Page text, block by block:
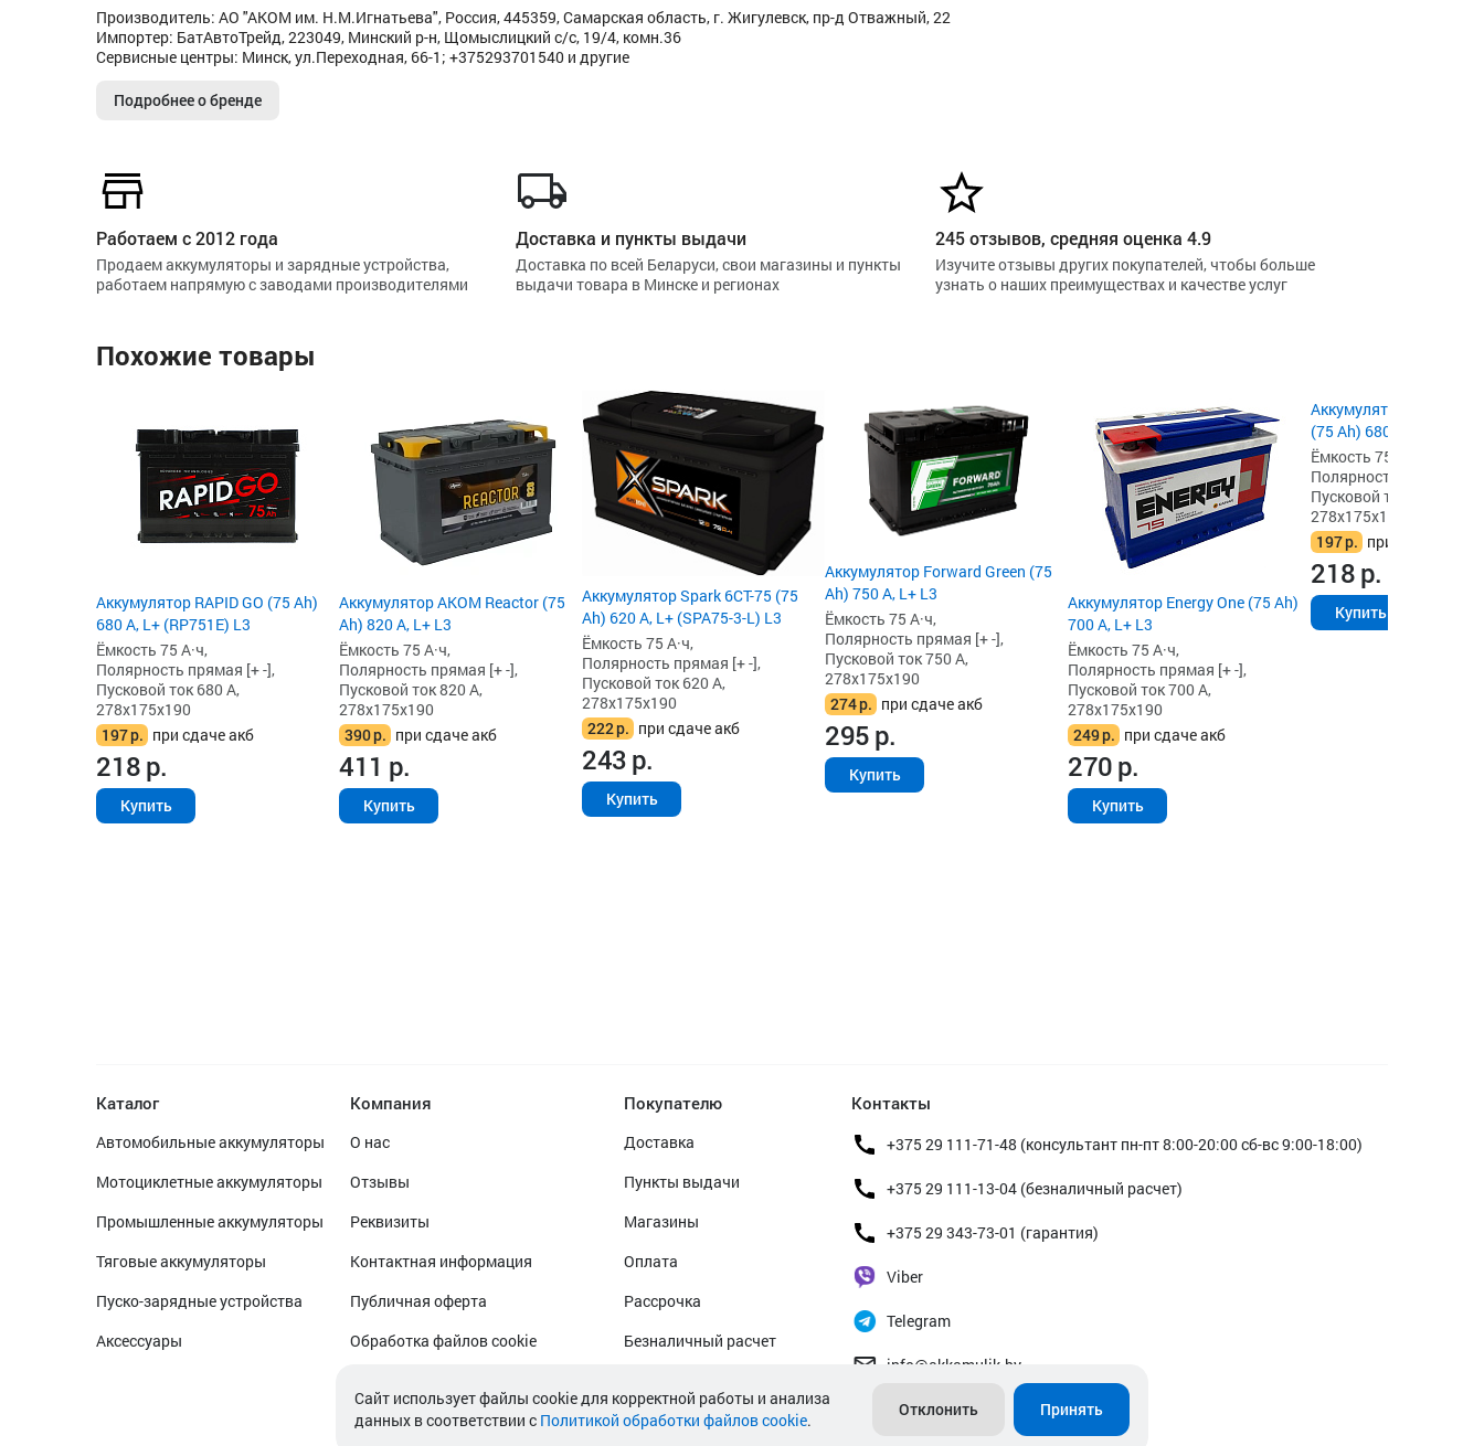
Производитель: АО "АКОМ им. Н.М.Игнатьева", Россия, 445359, Самарская область, г. Жигулевск, пр-д Отважный, 22
Импортер: БатАвтоТрейд, 223049, Минский р-н, Щомыслицкий с/с, 19/4, комн.36
Сервисные центры: Минск, ул.Переходная, 66-1; +375293701540 и другие
Подробнее о бренде
Работаем с 2012 года
Продаем аккумуляторы и зарядные устройства,
работаем напрямую с заводами производителями
Доставка и пункты выдачи
Доставка по всей Беларуси, свои магазины и пункты
выдачи товара в Минске и регионах
245 отзывов, средняя оценка 4.9
Изучите отзывы других покупателей, чтобы больше
узнать о наших преимуществах и качестве услуг
Похожие товары
Аккумулятор RAPID GO (75 Ah)
680 А, L+ (RP751E) L3
Ёмкость 75 А·ч,
Полярность прямая [+ -],
Пусковой ток 680 А,
278x175x190
197р. при сдаче акб
218р.
Купить
Аккумулятор AKOM Reactor (75
Ah) 820 А, L+ L3
Ёмкость 75 А·ч,
Полярность прямая [+ -],
Пусковой ток 820 А,
278x175x190
390р. при сдаче акб
411 р.
Купить
Аккумулятор Spark 6СТ-75 (75
Ah) 620 А, L+ (SPA75-3-L) L3
Ёмкость 75 А·ч,
Полярность прямая [+ -],
Пусковой ток 620 А,
278x175x190
222р. при сдаче акб
243р.
Купить
Аккумулятор Forward Green (75
Ah) 750 А, L+ L3
Ёмкость 75 А·ч,
Полярность прямая [+ -],
Пусковой ток 750 А,
278x175x190
274р. при сдаче акб
295р.
Купить
Аккумулятор Energy One (75 Ah)
700 А, L+ L3
Ёмкость 75 А·ч,
Полярность прямая [+ -],
Пусковой ток 700 А,
278x175x190
249р. при сдаче акб
270р.
Купить
Аккумулятор Ursa
(75 Ah) 680 А, L+
Ёмкость 75 А·ч,
Полярность прямая [+
Пусковой ток 680 А,
278x175x190
197р. при сдаче акб
218р.
Купить
Каталог
Автомобильные аккумуляторы
Мотоциклетные аккумуляторы
Промышленные аккумуляторы
Тяговые аккумуляторы
Пуско-зарядные устройства
Аксессуары
Компания
О нас
Отзывы
Реквизиты
Контактная информация
Публичная оферта
Обработка файлов cookie
Покупателю
Доставка
Пункты выдачи
Магазины
Оплата
Рассрочка
Безналичный расчет
Гарантийное обслуживание
Контакты
+375 29 111-71-48 (консультант пн-пт 8:00-20:00 сб-вс 9:00-18:00)
+375 29 111-13-04 (безналичный расчет)
+375 29 343-73-01 (гарантия)
Viber
Telegram
info@akkamulik.by
Cайт использует файлы cookie для корректной работы и анализа
данных в соответствии с Политикой обработки файлов cookie.
Отклонить Принять